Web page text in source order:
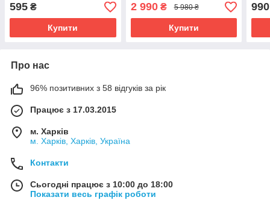
595 ₴
Купити
сумочка для студента,
чорний
2 990₴ 5 980 ₴
Купити
990
Про нас
96% позитивних з 58 відгуків за рік
Працює з 17.03.2015
м. Харків
м. Харків, Харків, Україна
Контакти
Сьогодні працює з 10:00 до 18:00
Показати весь графік роботи